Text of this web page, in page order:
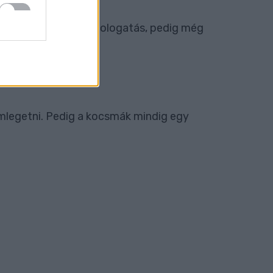
ment a papírtologatás, pedig még
Pedig a kocsmák mindig egy